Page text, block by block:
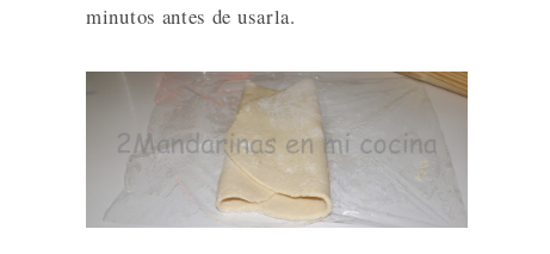
minutos antes de usarla.